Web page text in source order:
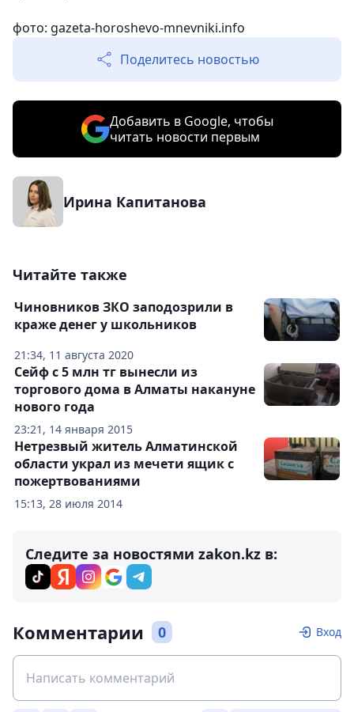
фото: gazeta-horoshevo-mnevniki.info
Поделитесь новостью
Добавить в Google, чтобы
читать новости первым
Ирина Капитанова
Читайте также
21:34, 11 августа 2020
Чиновников ЗКО заподозрили в
краже денег у школьников
23:21, 14 января 2015
Сейф с 5 млн тг вынесли из
торгового дома в Алматы накануне
нового года
15:13, 28 июля 2014
Нетрезвый житель Алматинской
области украл из мечети ящик с
пожертвованиями
Следите за новостями zakon.kz в:
Комментарии 0 Вход